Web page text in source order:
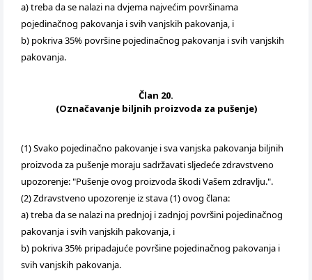
a) treba da se nalazi na dvjema najvećim površinama
pojedinačnog pakovanja i svih vanjskih pakovanja, i
b) pokriva 35% površine pojedinačnog pakovanja i svih vanjskih
pakovanja.
Član 20.
(Označavanje biljnih proizvoda za pušenje)
(1) Svako pojedinačno pakovanje i sva vanjska pakovanja biljnih
proizvoda za pušenje moraju sadržavati sljedeće zdravstveno
upozorenje: "Pušenje ovog proizvoda škodi Vašem zdravlju.".
(2) Zdravstveno upozorenje iz stava (1) ovog člana:
a) treba da se nalazi na prednjoj i zadnjoj površini pojedinačnog
pakovanja i svih vanjskih pakovanja, i
b) pokriva 35% pripadajuće površine pojedinačnog pakovanja i
svih vanjskih pakovanja.